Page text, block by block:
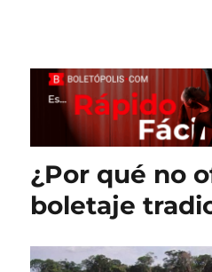
¿Por qué no
boletaje